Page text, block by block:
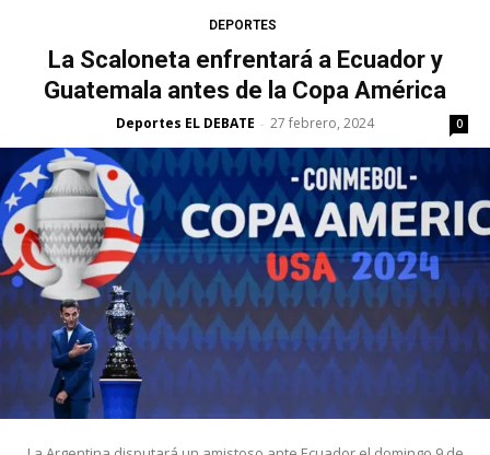
DEPORTES
La Scaloneta enfrentará a Ecuador y
Guatemala antes de la Copa América
Deportes EL DEBATE - 27 febrero, 2024 0